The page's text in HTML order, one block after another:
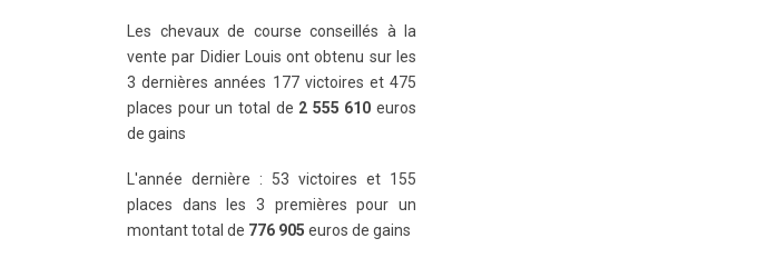
Les chevaux de course conseillés à la
vente par Didier Louis ont obtenu sur les
3 dernières années 177 victoires et 475
places pour un total de 2 555 610 euros
de gains
L'année dernière : 53 victoires et 155
places dans les 3 premières pour un
montant total de 776 905 euros de gains